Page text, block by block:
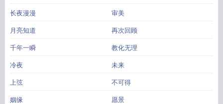
长夜漫漫 审美
月亮知道 再次回顾
千年一瞬 教化无理
冷夜 未来
上弦 不可得
姻缘 愿景